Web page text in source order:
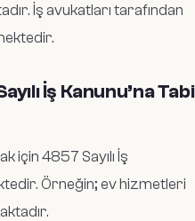
İş avukatları tarafından
İş Kanunu’na Tabi
için 4857 Sayılı İş
Örneğin; ev hizmetleri